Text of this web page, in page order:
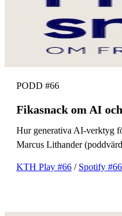
PODD #66
Fikasnack om AI
Hur generativa AI-verktyg
Marcus Lithander
KTH Play #66 / Spotify #66